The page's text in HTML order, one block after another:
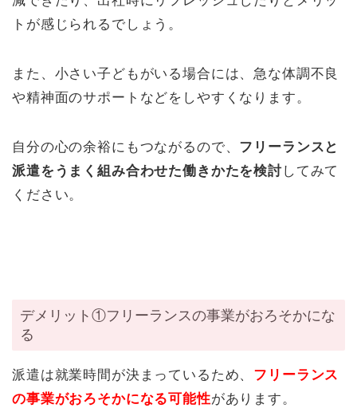
トが感じられるでしょう。
また、小さい子どもがいる場合には、急な体調不良
や精神面のサポートなどをしやすくなります。
自分の心の余裕にもつながるので、 フリーランスと
派遣をうまく組み合わせた働きかたを検討してみて
ください。
デメリット①フリーランスの事業がおろそかにな
る
派遣は就業時間が決まっているため、 フリーランス
の事業がおろそかになる可能性があります。